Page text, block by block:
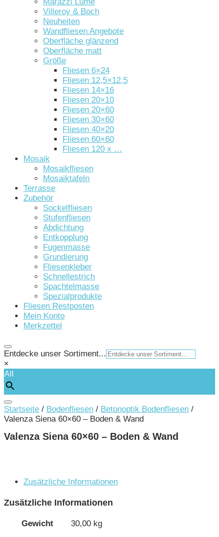
Villeroy & Boch
Neuheiten
Wandfliesen Angebote
Oberfläche glänzend
Oberfläche matt
Größe
Fliesen 6×24
Fliesen 12,5×12,5
Fliesen 14×16
Fliesen 20×10
Fliesen 20×60
Fliesen 30×60
Fliesen 40×20
Fliesen 60×60
Fliesen 120 x …
Mosaik
Mosaikfliesen
Mosaiktafeln
Terrasse
Zubehör
Sockelfliesen
Stufenfliesen
Abdichtung
Entkopplung
Fugenmasse
Grundierung
Fliesenkleber
Schnellestrich
Spachtelmasse
Spezialprodukte
Fliesen Restposten
Mein Konto
Merkzettel
Entdecke unser Sortiment...
×
All
Startseite / Bodenfliesen / Betonoptik Bodenfliesen /
Valenza Siena 60×60 – Boden & Wand
Valenza Siena 60×60 – Boden & Wand
Zusätzliche Informationen
Zusätzliche Informationen
Gewicht 30,00 kg